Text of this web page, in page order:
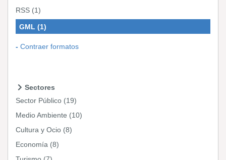
RSS (1)
GML (1)
Contraer formatos
Sectores
Sector Público (19)
Medio Ambiente (10)
Cultura y Ocio (8)
Economía (8)